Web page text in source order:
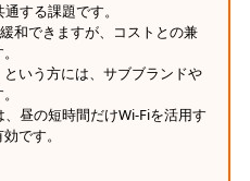
する課題です。
和できますが、コストとの兼
という方には、サブブランドや
昼の短時間だけWi-Fiを活用す
です。